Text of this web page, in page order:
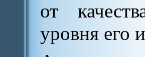
от
уровня его